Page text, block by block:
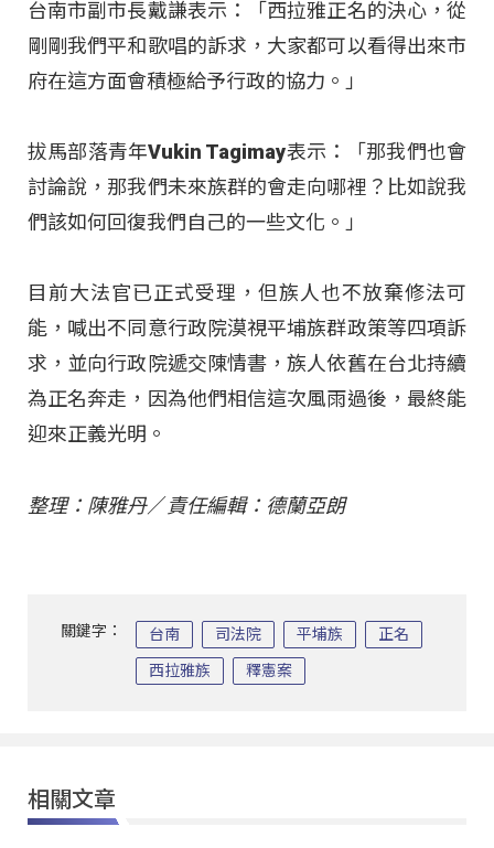
台南市副市長戴謙表示：「西拉雅正名的決心，從
剛剛我們平和歌唱的訴求，大家都可以看得出來市
府在這方面會積極給予行政的協力。」
拔馬部落青年Vukin Tagimay表示：「那我們也會
討論說，那我們未來族群的會走向哪裡？比如說我
們該如何回復我們自己的一些文化。」
目前大法官已正式受理，但族人也不放棄修法可
能，喊出不同意行政院漠視平埔族群政策等四項訴
求，並向行政院遞交陳情書，族人依舊在台北持續
為正名奔走，因為他們相信這次風雨過後，最終能
迎來正義光明。
整理：陳雅丹／責任編輯：德蘭亞朗
關鍵字： 台南 司法院 平埔族 正名
西拉雅族 釋憲案
相關文章